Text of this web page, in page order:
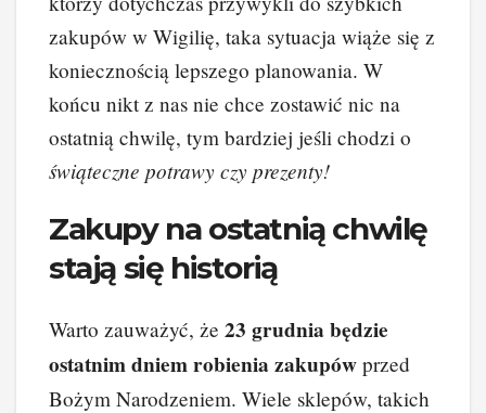
zakupów w Wigilię, taka sytuacja wiąże się z
koniecznością lepszego planowania. W
końcu nikt z nas nie chce zostawić nic na
ostatnią chwilę, tym bardziej jeśli chodzi o
świąteczne potrawy czy prezenty!
Zakupy na ostatnią chwilę
stają się historią
Warto zauważyć, że 23 grudnia będzie
ostatnim dniem robienia zakupów przed
Bożym Narodzeniem. Wiele sklepów, takich